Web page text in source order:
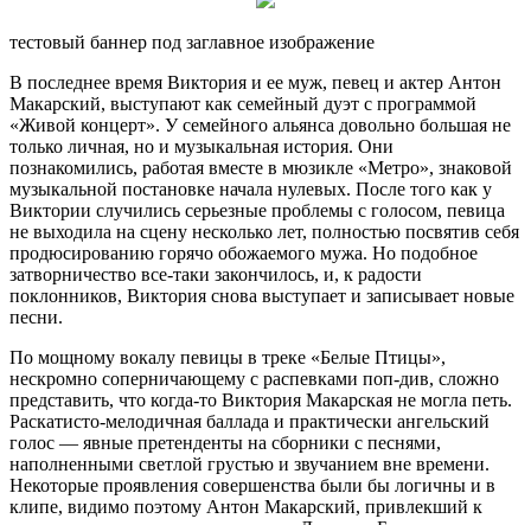
тестовый баннер под заглавное изображение
В последнее время Виктория и ее муж, певец и актер Антон
Макарский, выступают как семейный дуэт с программой
«Живой концерт». У семейного альянса довольно большая не
только личная, но и музыкальная история. Они
познакомились, работая вместе в мюзикле «Метро», знаковой
музыкальной постановке начала нулевых. После того как у
Виктории случились серьезные проблемы с голосом, певица
не выходила на сцену несколько лет, полностью посвятив себя
продюсированию горячо обожаемого мужа. Но подобное
затворничество все-таки закончилось, и, к радости
поклонников, Виктория снова выступает и записывает новые
песни.
По мощному вокалу певицы в треке «Белые Птицы»,
нескромно соперничающему с распевками поп-див, сложно
представить, что когда-то Виктория Макарская не могла петь.
Раскатисто-мелодичная баллада и практически ангельский
голос — явные претенденты на сборники с песнями,
наполненными светлой грустью и звучанием вне времени.
Некоторые проявления совершенства были бы логичны и в
клипе, видимо поэтому Антон Макарский, привлекший к